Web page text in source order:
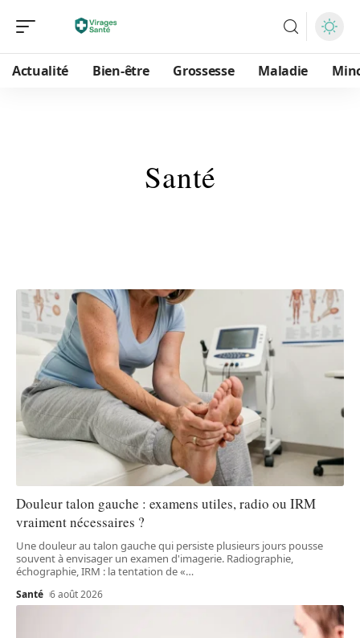
Actualité Bien-être Grossesse Maladie
Santé
Douleur talon gauche : examens utiles, radio ou IRM
vraiment nécessaires ?
Une douleur au talon gauche qui persiste plusieurs jours pousse
souvent à envisager un examen d'imagerie. Radiographie,
échographie, IRM : la tentation de «…
Santé 6 août 2026